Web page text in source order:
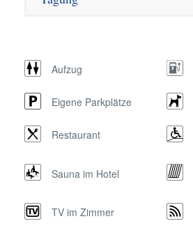
Aufzug
Eigene Parkplätze
Restaurant
Sauna im Hotel
TV im Zimmer